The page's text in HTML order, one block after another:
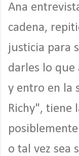
Ana
cadena,
justicia para
darles lo que
y entro en la
Richy", tiene
o tal vez sea